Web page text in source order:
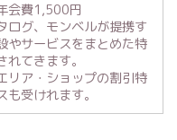
会費1,500円
ログ、モンベルが提携す
やサービスをまとめた特
てきます。
リア・ショップの割引特
受けれます。